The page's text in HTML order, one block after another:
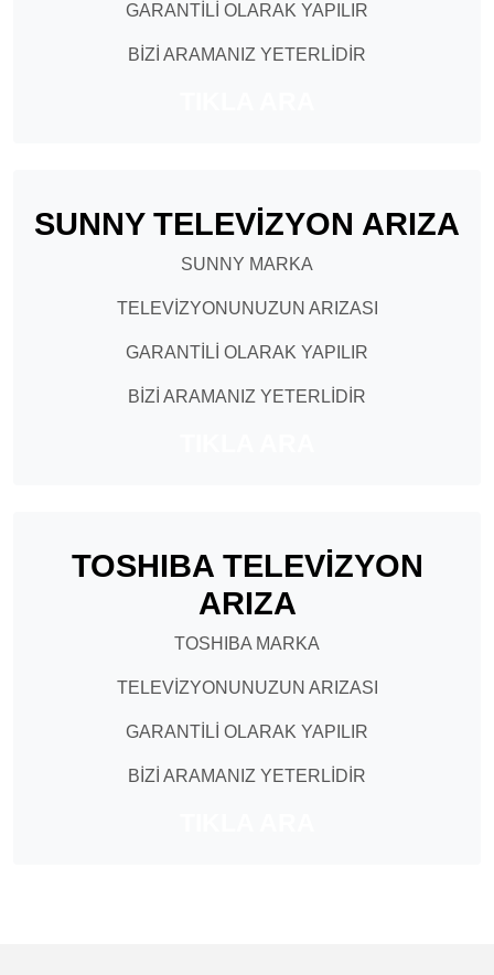
GARANTİLİ OLARAK YAPILIR
BİZİ ARAMANIZ YETERLİDİR
SUNNY TELEVİZYON ARIZA
SUNNY MARKA
TELEVİZYONUNUZUN ARIZASI
GARANTİLİ OLARAK YAPILIR
BİZİ ARAMANIZ YETERLİDİR
TOSHIBA TELEVİZYON
ARIZA
TOSHIBA MARKA
TELEVİZYONUNUZUN ARIZASI
GARANTİLİ OLARAK YAPILIR
BİZİ ARAMANIZ YETERLİDİR